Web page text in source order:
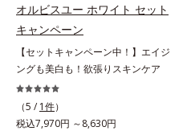
オルビスユー ホワイト セット
キャンペーン
【セットキャンペーン中！】エイジ
ングも美白も！欲張りスキンケア
（5 / 1件）
税込7,970円 ～8,630円